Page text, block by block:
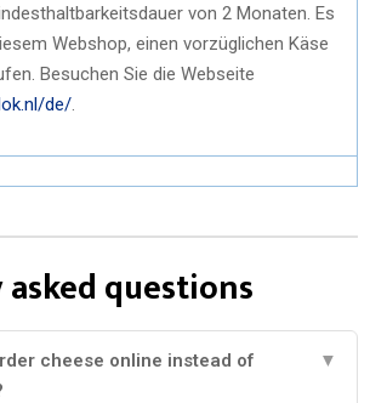
von 2 Monaten. Es
Webshop, einen vorzüglichen Käse
Besuchen Sie die Webseite
de/
questions
cheese online instead of
▼